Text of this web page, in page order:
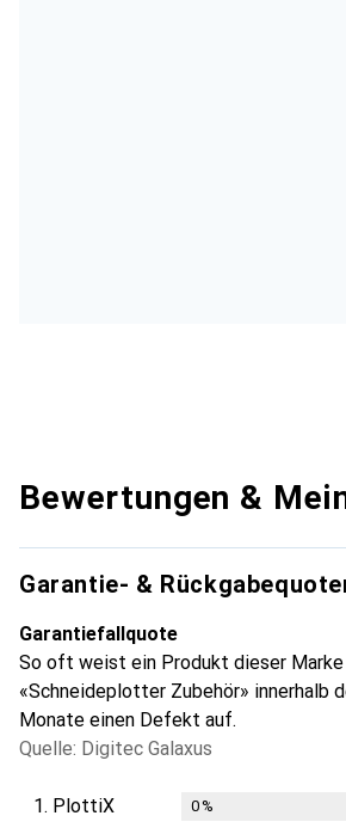
Bewertungen &
Garantie- &
Garantiefallquote
So oft weist ein Produkt dieser
«Schneideplotter Zubehör» innerhalb
Monate einen Defekt auf.
Quelle: Digitec Galaxus
1. PlottiX 0%